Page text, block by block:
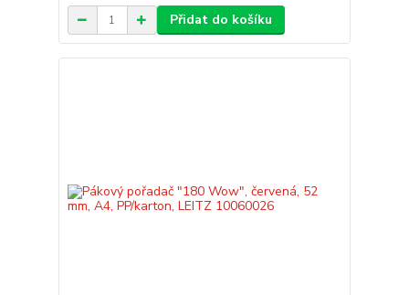
Přidat do košíku